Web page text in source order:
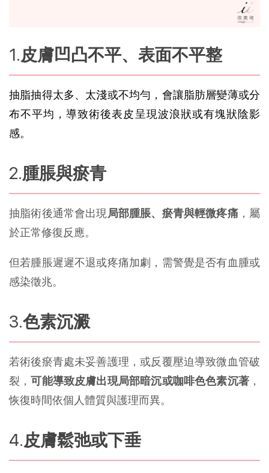
皮膚凹凸不平、表面不平整
抽脂抽得太多、太淺或不均勻，會讓脂肪層變薄或分
布不平均，導致術後表皮呈現波浪狀或有塊狀陰影
感。
腫脹與瘀青
抽脂術後通常會出現局部腫脹、瘀青與輕微疼痛，屬
於正常修復反應。
但若腫脹遲遲不退或疼痛加劇，需警覺是否有血腫或
感染徵兆。
色素沉澱
若術後瘀青處未妥善護理，或反覆壓迫導致微血管破
裂，可能導致皮膚出現局部暗沉或咖啡色色素沉著 ，
恢復時間依個人體質與護理而異。
皮膚鬆弛或下垂